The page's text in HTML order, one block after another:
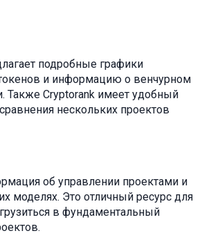
подробные графики
и информацию о венчурном
Также Cryptorank имеет удобный
нескольких проектов
об управлении проектами и
моделях. Это отличный ресурс для
в фундаментальный